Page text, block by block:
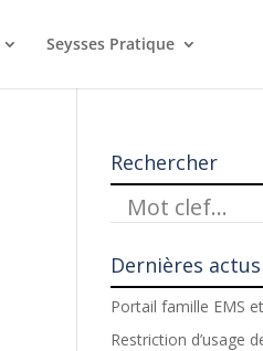
Seysses Pratique
Rechercher
Dernières actus
Portail famille EMS
Restriction d’usage